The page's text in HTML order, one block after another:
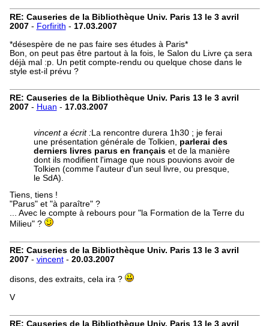
RE: Causeries de la Bibliothèque Univ. Paris 13 le 3 avril
2007- Forfirith - 17.03.2007
*désespère de ne pas faire ses études à Paris*
Bon, on peut pas être partout à la fois, le Salon du Livre ça sera
déjà mal :p. Un petit compte-rendu ou quelque chose dans le
style est-il prévu ?
RE: Causeries de la Bibliothèque Univ. Paris 13 le 3 avril
2007- Huan - 17.03.2007
vincent a écrit :La rencontre durera 1h30 ; je ferai
une présentation générale de Tolkien, parlerai des
derniers livres parus en français et de la manière
dont ils modifient l'image que nous pouvions avoir de
Tolkien (comme l'auteur d'un seul livre, ou presque,
le SdA).
Tiens, tiens !
"Parus" et "à paraître" ?
... Avec le compte à rebours pour "la Formation de la Terre du
Milieu" ?
RE: Causeries de la Bibliothèque Univ. Paris 13 le 3 avril
2007- vincent- 20.03.2007
disons, des extraits, cela ira ?
V
RE: Causeries de la Bibliothèque Univ. Paris 13 le 3 avril